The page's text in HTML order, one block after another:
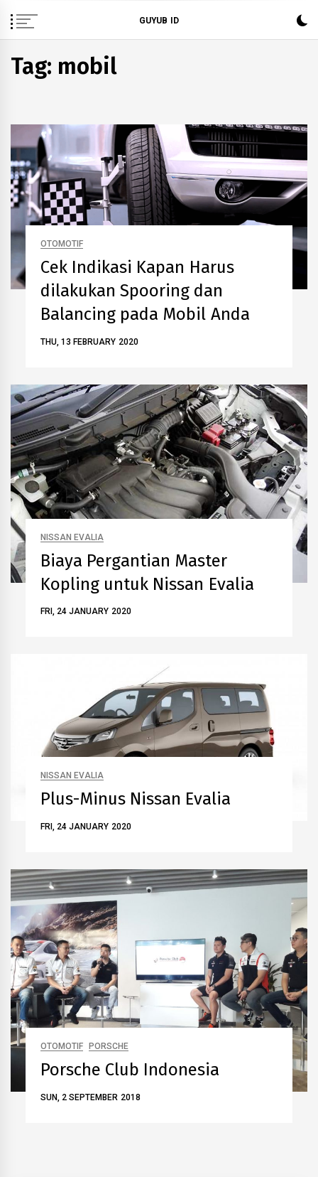
content
GUYUB ID
Tag: mobil
OTOMOTIF
Cek Indikasi Kapan Harus
dilakukan Spooring dan
Balancing pada Mobil Anda
THU, 13 FEBRUARY 2020
NISSAN EVALIA
Biaya Pergantian Master
Kopling untuk Nissan Evalia
FRI, 24 JANUARY 2020
NISSAN EVALIA
Plus-Minus Nissan Evalia
FRI, 24 JANUARY 2020
OTOMOTIF PORSCHE
Porsche Club Indonesia
SUN, 2 SEPTEMBER 2018